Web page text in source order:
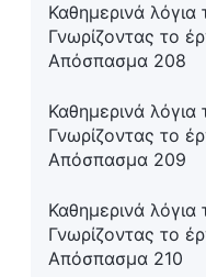
Καθημερινά
Γνωρίζοντας το
Απόσπασμα 208
Καθημερινά
Γνωρίζοντας το
Απόσπασμα 209
Καθημερινά
Γνωρίζοντας το
Απόσπασμα 210